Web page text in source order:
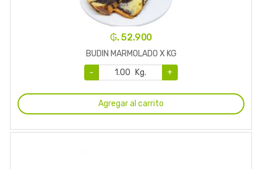
₲. 52.900
BUDIN MARMOLADO X KG
-
Kg. +
Agregar al carrito